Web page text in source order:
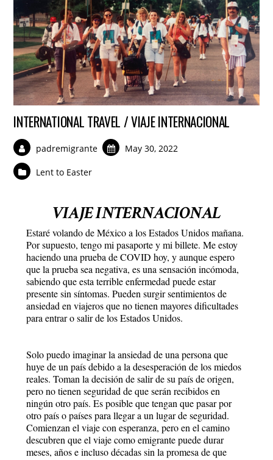
INTERNATIONAL TRAVEL / VIAJE INTERNACIONAL
padremigrante May 30, 2022
Lent to Easter
VIAJE INTERNACIONAL
Estaré volando de México a los Estados Unidos mañana.
Por supuesto, tengo mi pasaporte y mi billete. Me estoy
haciendo una prueba de COVID hoy, y aunque espero
que la prueba sea negativa, es una sensación incómoda,
sabiendo que esta terrible enfermedad puede estar
presente sin síntomas. Pueden surgir sentimientos de
ansiedad en viajeros que no tienen mayores dificultades
para entrar o salir de los Estados Unidos.
Solo puedo imaginar la ansiedad de una persona que
huye de un país debido a la desesperación de los miedos
reales. Toman la decisión de salir de su país de origen,
pero no tienen seguridad de que serán recibidos en
ningún otro país. Es posible que tengan que pasar por
otro país o países para llegar a un lugar de seguridad.
Comienzan el viaje con esperanza, pero en el camino
descubren que el viaje como emigrante puede durar
meses, años e incluso décadas sin la promesa de que